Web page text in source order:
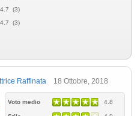
4.7 (3)
4.7 (3)
Raffinata 18 Ottobre, 2018
Voto medio 4.8